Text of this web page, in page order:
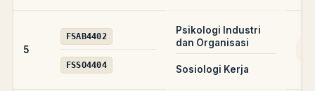
5
FSAB4402
FSSO4404
Psikologi Industri
dan Organisasi
Sosiologi Kerja